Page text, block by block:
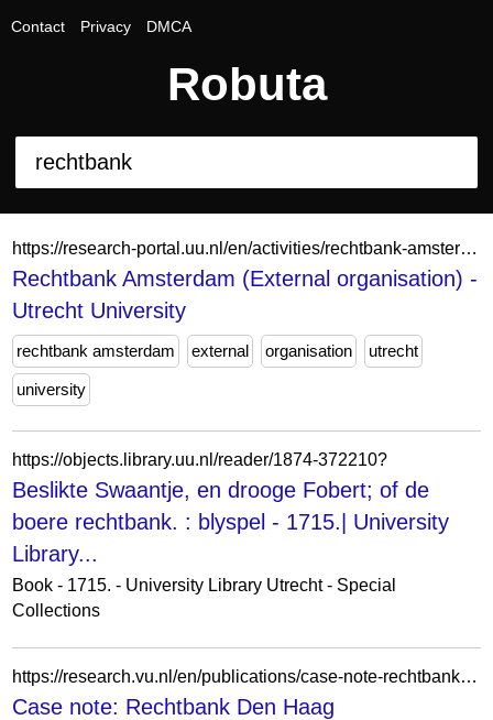
Contact Privacy DMCA
Robuta
https://research-portal.uu.nl/en/activities/rechtbank-amsterdam-external-organisation/
Rechtbank Amsterdam (External organisation) -
Utrecht University
rechtbank amsterdam external organisation utrecht
university
https://objects.library.uu.nl/reader/1874-372210?
Beslikte Swaantje, en drooge Fobert; of de
boere rechtbank. : blyspel - 1715.| University
Library...
Book - 1715. - University Library Utrecht - Special
Collections
https://research.vu.nl/en/publications/case-note-rechtbank-den-haag-eclinlrbdha201319069/
Case note: Rechtbank Den Haag